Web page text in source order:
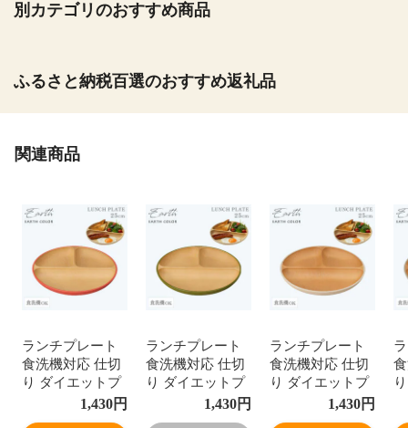
別カテゴリのおすすめ商品
ふるさと納税百選のおすすめ返礼品
関連商品
ランチプレート
食洗機対応 仕切
り ダイエットプ
レート【25cm・
選べるアースカ
1,430円
ランチプレート
食洗機対応 仕切
り ダイエットプ
レート【25cm・
選べるアースカ
1,430円
ランチプレート
食洗機対応 仕切
り ダイエットプ
レート【25cm・
選べるアースカ
1,430円